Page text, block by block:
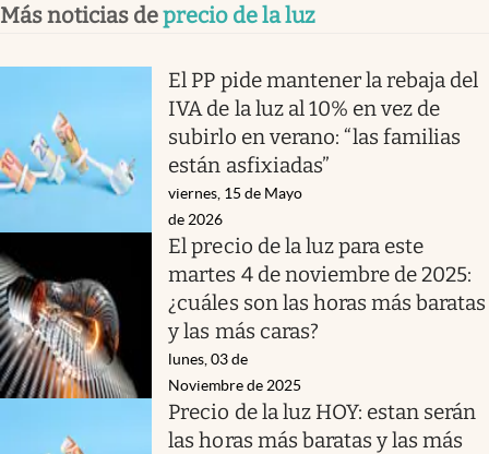
Más noticias deprecio de la luz
El PP pide mantener la rebaja del
IVA de la luz al 10% en vez de
subirlo en verano: “las familias
están asfixiadas”
viernes, 15 de Mayo
de 2026
El precio de la luz para este
martes 4 de noviembre de 2025:
¿cuáles son las horas más baratas
y las más caras?
lunes, 03 de
Noviembre de 2025
Precio de la luz HOY: estan serán
las horas más baratas y las más